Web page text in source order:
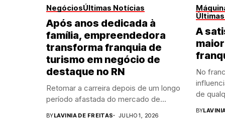
NegóciosÚltimas Notícias
Após anos dedicada à
família, empreendedora
transforma franquia de
turismo em negócio de
destaque no RN
Retomar a carreira depois de um longo
período afastada do mercado de...
BYLAVINIA DE FREITAS JULHO 1, 2026
A
No
de
BY